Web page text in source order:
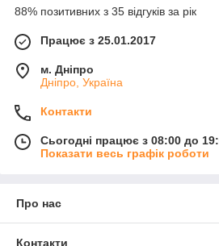
88% позитивних з 35 відгуків за рік
Працює з 25.01.2017
м. Дніпро
Дніпро, Україна
Контакти
Сьогодні працює з 08:00 до
Показати весь графік роботи
Про нас
Контакти